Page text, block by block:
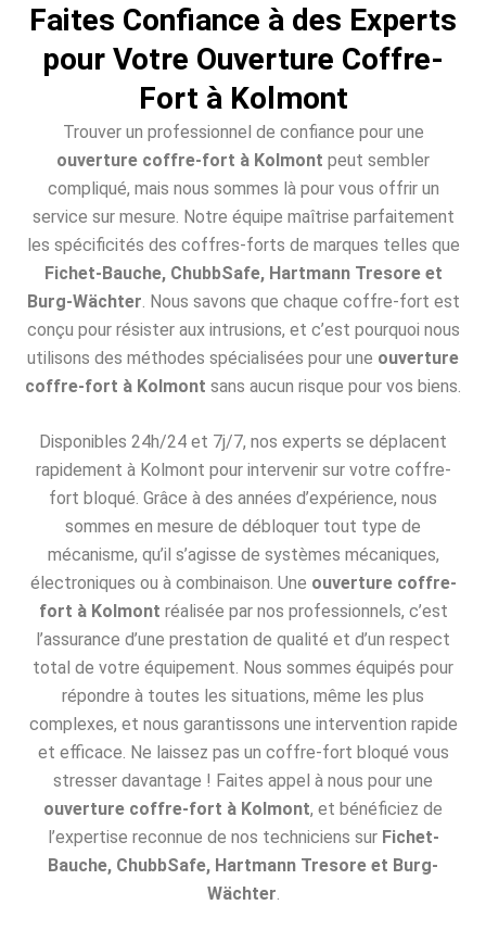
Faites Confiance à des Experts
pour Votre Ouverture Coffre-
Fort à Kolmont
Trouver un professionnel de confiance pour une
ouverture coffre-fort à Kolmont peut sembler
compliqué, mais nous sommes là pour vous offrir un
service sur mesure. Notre équipe maîtrise parfaitement
les spécificités des coffres-forts de marques telles que
Fichet-Bauche, ChubbSafe, Hartmann Tresore et
Burg-Wächter . Nous savons que chaque coffre-fort est
conçu pour résister aux intrusions, et c’est pourquoi nous
utilisons des méthodes spécialisées pour une ouverture
coffre-fort à Kolmont sans aucun risque pour vos biens.
Disponibles 24h/24 et 7j/7, nos experts se déplacent
rapidement à Kolmont pour intervenir sur votre coffre-
fort bloqué. Grâce à des années d’expérience, nous
sommes en mesure de débloquer tout type de
mécanisme, qu’il s’agisse de systèmes mécaniques,
électroniques ou à combinaison. Une ouverture coffre-
fort à Kolmont réalisée par nos professionnels, c’est
l’assurance d’une prestation de qualité et d’un respect
total de votre équipement. Nous sommes équipés pour
répondre à toutes les situations, même les plus
complexes, et nous garantissons une intervention rapide
et efficace. Ne laissez pas un coffre-fort bloqué vous
stresser davantage ! Faites appel à nous pour une
ouverture coffre-fort à Kolmont, et bénéficiez de
l’expertise reconnue de nos techniciens sur Fichet-
Bauche, ChubbSafe, Hartmann Tresore et Burg-
Wächter.